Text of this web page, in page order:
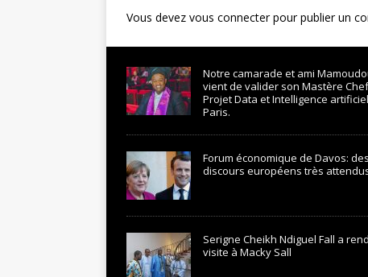
Vous devez vous connecterpour publier un
Notre camarade et ami
vient de valider son Mastère
Projet Data et Intelligence
Paris.
Forum économique de Davos: des
discours européens très
Serigne Cheikh Ndiguel Fall a
visite à Macky Sall